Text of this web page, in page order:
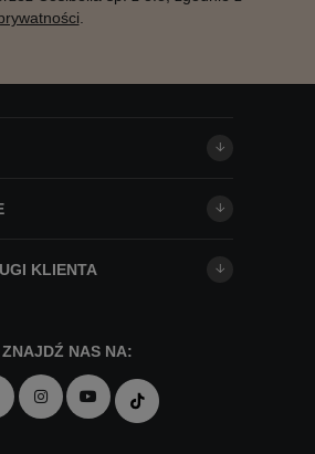
KLIENTA
ZNAJDŹ NAS NA: